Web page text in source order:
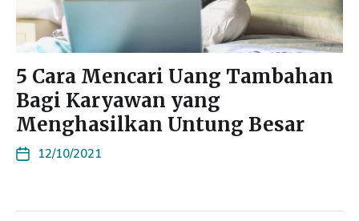
5 Cara Mencari Uang Tambahan
Bagi Karyawan yang
Menghasilkan Untung Besar
12/10/2021